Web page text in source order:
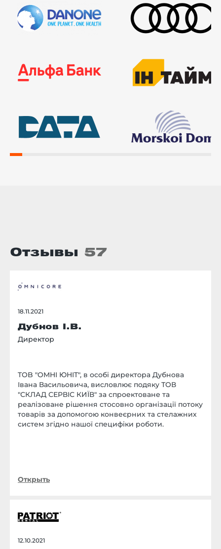
Отзывы 57
18.11.2021
Дубнов І.В.
Директор
TOB "OMHI ЮНIT", в особi директора Дубнова
Івана Васильовича, висловлює подяку ТОВ
"СКЛАД СЕРВІС КИЇВ" за спроектоване та
реалізоване рiшення стосовно організації потоку
товарів за допомогою конвеєрних та стелажних
систем згідно нашої специфіки роботи.
Открыть
12.10.2021